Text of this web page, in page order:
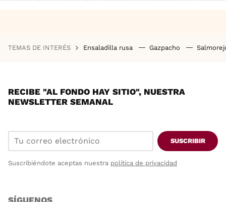
TEMAS DE INTERÉS Ensaladilla rusa Gazpacho
RECIBE "AL FONDO HAY SITIO", NUESTRA
NEWSLETTER SEMANAL
SUSCRIBIR
Suscribiéndote aceptas nuestra política de privacidad
SÍGUENOS